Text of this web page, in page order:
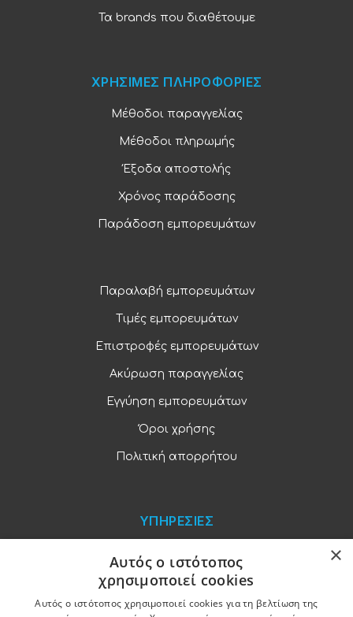
Τα brands που διαθέτουμε
ΧΡΗΣΙΜΕΣ ΠΛΗΡΟΦΟΡΙΕΣ
Μέθοδοι παραγγελίας
Μέθοδοι πληρωμής
Έξοδα αποστολής
Χρόνος παράδοσης
Παράδοση εμπορευμάτων
Παραλαβή εμπορευμάτων
Τιμές εμπορευμάτων
Επιστροφές εμπορευμάτων
Ακύρωση παραγγελίας
Εγγύηση εμπορευμάτων
Όροι χρήσης
Πολιτική απορρήτου
ΥΠΗΡΕΣΙΕΣ
Παραγγελίες και πληρωμές
Χονδρική πώληση
×
Αυτός ο ιστότοπος
χρησιμοποιεί cookies
Αυτός ο ιστότοπος χρησιμοποιεί cookies για τη βελτίωση της